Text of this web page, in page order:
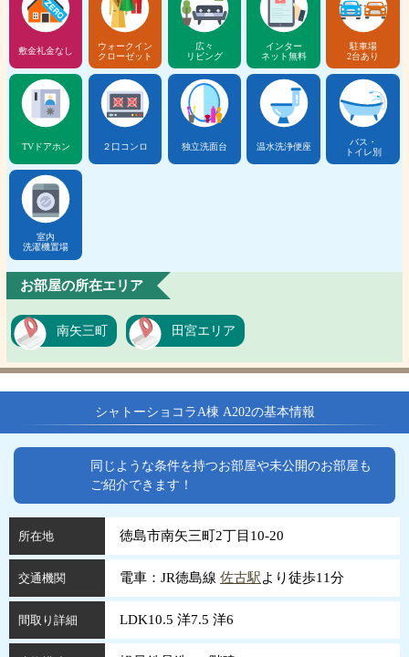
敷金礼金なし
ウォークイン
クローゼット
広々
リビング
インター
ネット無料
駐車場
2台あり
TVドアホン ２口コンロ 独立洗面台 温水洗浄便座
バス・
トイレ別
室内
洗濯機置場
お部屋の所在エリア
南矢三町 田宮エリア
シャトーショコラA棟 A202の基本情報
同じような条件を持つお部屋や未公開のお部屋も
ご紹介できます！
所在地 徳島市南矢三町2丁目10-20
交通機関 電車：JR徳島線 佐古駅より徒歩11分
間取り詳細 LDK10.5 洋7.5 洋6